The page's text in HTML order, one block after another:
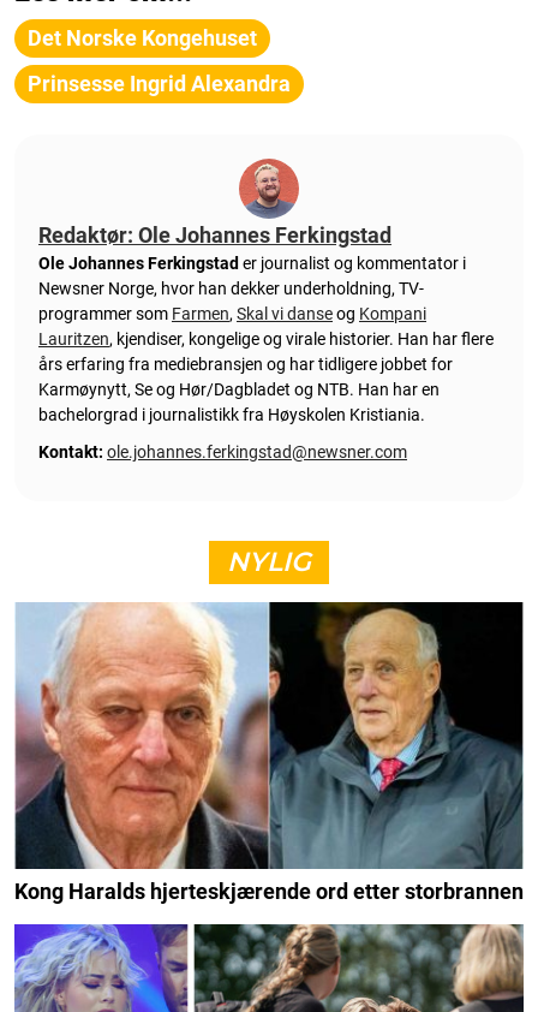
Det Norske Kongehuset
Prinsesse Ingrid Alexandra
Redaktør: Ole Johannes Ferkingstad
Ole Johannes Ferkingstad er journalist og kommentator i
Newsner Norge, hvor han dekker underholdning, TV-
programmer som Farmen, Skal vi danseog Kompani
Lauritzen, kjendiser, kongelige og virale historier. Han har flere
års erfaring fra mediebransjen og har tidligere jobbet for
Karmøynytt, Se og Hør/Dagbladet og NTB. Han har en
bachelorgrad i journalistikk fra Høyskolen Kristiania.
Kontakt: ole.johannes.ferkingstad@newsner.com
NYLIG
Kong Haralds hjerteskjærende ord etter storbrannen